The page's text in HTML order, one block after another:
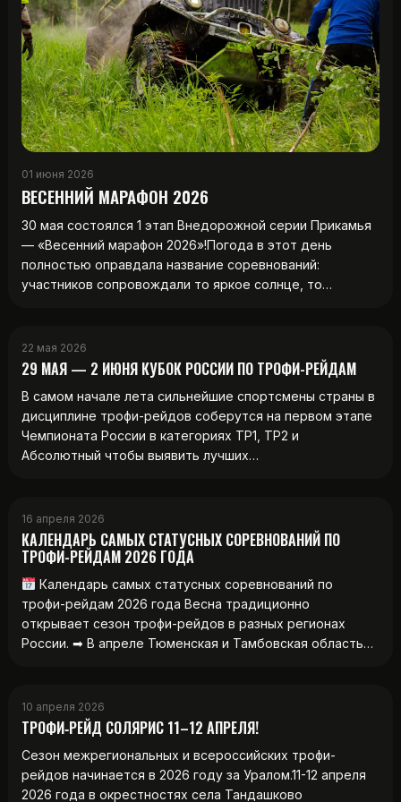
01 июня 2026
ВЕСЕННИЙ МАРАФОН 2026
30 мая состоялся 1 этап Внедорожной серии Прикамья
— «Весенний марафон 2026»!Погода в этот день
полностью оправдала название соревнований:
участников сопровождали то яркое солнце, то…
22 мая 2026
29 МАЯ — 2 ИЮНЯ КУБОК РОССИИ ПО ТРОФИ-РЕЙДАМ
В самом начале лета сильнейшие спортсмены страны в
дисциплине трофи-рейдов соберутся на первом этапе
Чемпионата России в категориях ТР1, ТР2 и
Абсолютный чтобы выявить лучших…
16 апреля 2026
КАЛЕНДАРЬ САМЫХ СТАТУСНЫХ СОРЕВНОВАНИЙ ПО
ТРОФИ-РЕЙДАМ 2026 ГОДА
Календарь самых статусных соревнований по
трофи-рейдам 2026 года Весна традиционно
открывает сезон трофи-рейдов в разных регионах
России. ➡ В апреле Тюменская и Тамбовская область…
10 апреля 2026
ТРОФИ‑РЕЙД СОЛЯРИС 11–12 АПРЕЛЯ!
Сезон межрегиональных и всероссийских трофи-
рейдов начинается в 2026 году за Уралом.11-12 апреля
2026 года в окрестностях села Тандашково